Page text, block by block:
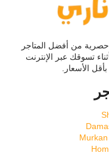
من أفضل المتاجر
تسوقك عبر الإنترنت
الأسعار.